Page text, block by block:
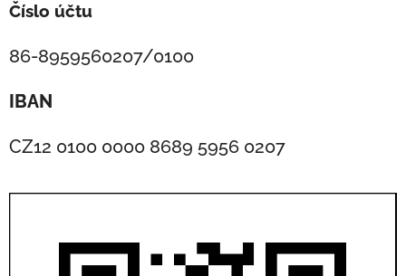
Číslo účtu
86-8959560207/0100
IBAN
CZ12 0100 0000 8689 5956 0207